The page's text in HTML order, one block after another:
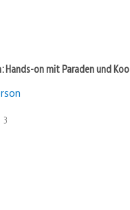
Hands-on mit Paraden und Koo
3